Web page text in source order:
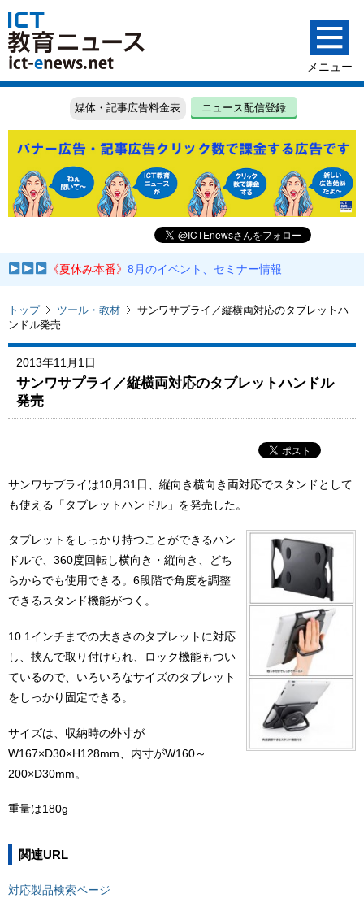
媒体・記事広告料金表 ニュース配信登録
《夏休み本番》8月のイベント、セミナー情報
トップ ツール・教材
サンワサプライ／縦横両対応のタブレットハ
ンドル発売
2013年11月1日
サンワサプライ／縦横両対応のタブレットハンドル
発売
サンワサプライは10月31日、縦向き横向き両対応でスタンドとして
も使える「タブレットハンドル」を発売した。
タブレットをしっかり持つことができるハン
ドルで、360度回転し横向き・縦向き、どち
らからでも使用できる。6段階で角度を調整
できるスタンド機能がつく。
10.1インチまでの大きさのタブレットに対応
し、挟んで取り付けられ、ロック機能もつい
ているので、いろいろなサイズのタブレット
をしっかり固定できる。
サイズは、収納時の外寸が
W167×D30×H128mm、内寸がW160～
200×D30mm。
重量は180g
関連URL
対応製品検索ページ